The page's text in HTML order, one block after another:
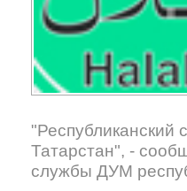
"Республиканский
Татарстан", -
службы ДУМ